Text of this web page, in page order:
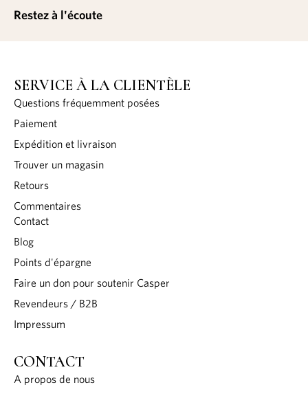
Restez à l'écoute
SERVICE À LA CLIENTÈLE
Questions fréquemment posées
Paiement
Expédition et livraison
Trouver un magasin
Retours
Commentaires
Contact
Blog
Points d'épargne
Faire un don pour soutenir Casper
Revendeurs / B2B
Impressum
CONTACT
A propos de nous